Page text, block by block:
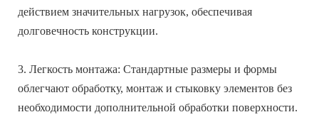
действием значительных нагрузок, обеспечивая
долговечность конструкции.
3. Легкость монтажа: Стандартные размеры и формы
облегчают обработку, монтаж и стыковку элементов без
необходимости дополнительной обработки поверхности.